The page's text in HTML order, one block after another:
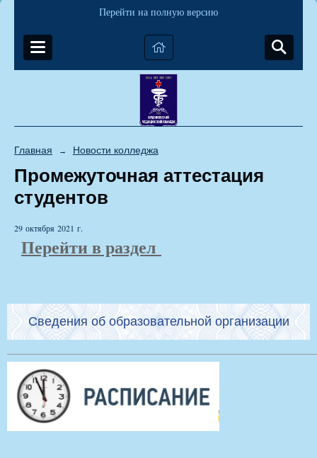
Перейти на полную версию
Главная → Новости колледжа
Промежуточная аттестация
студентов
29 октября 2021 г.
Перейти в раздел
Сведения об образовательной организации